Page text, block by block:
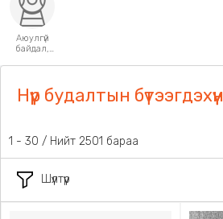
Аюулгүй
байдал,
Нүүр будалтын бүтээгдэхүүн
Шүүлтүүр
31 - 60 / Нийт 2501 бараа